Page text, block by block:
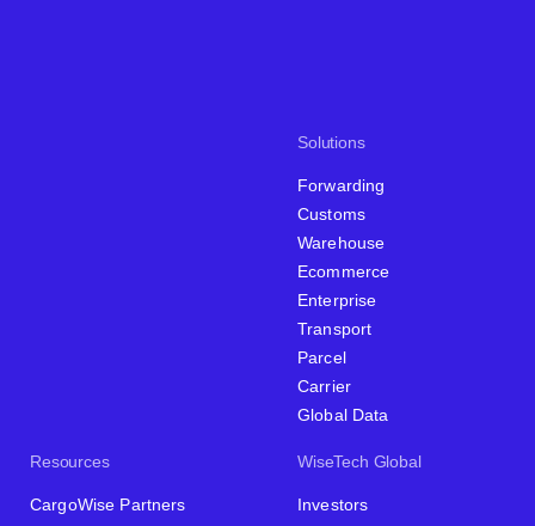
Solutions
Forwarding
Customs
Warehouse
Ecommerce
Enterprise
Transport
Parcel
Carrier
Global Data
Resources
CargoWise Partners
WiseTech Global
Investors